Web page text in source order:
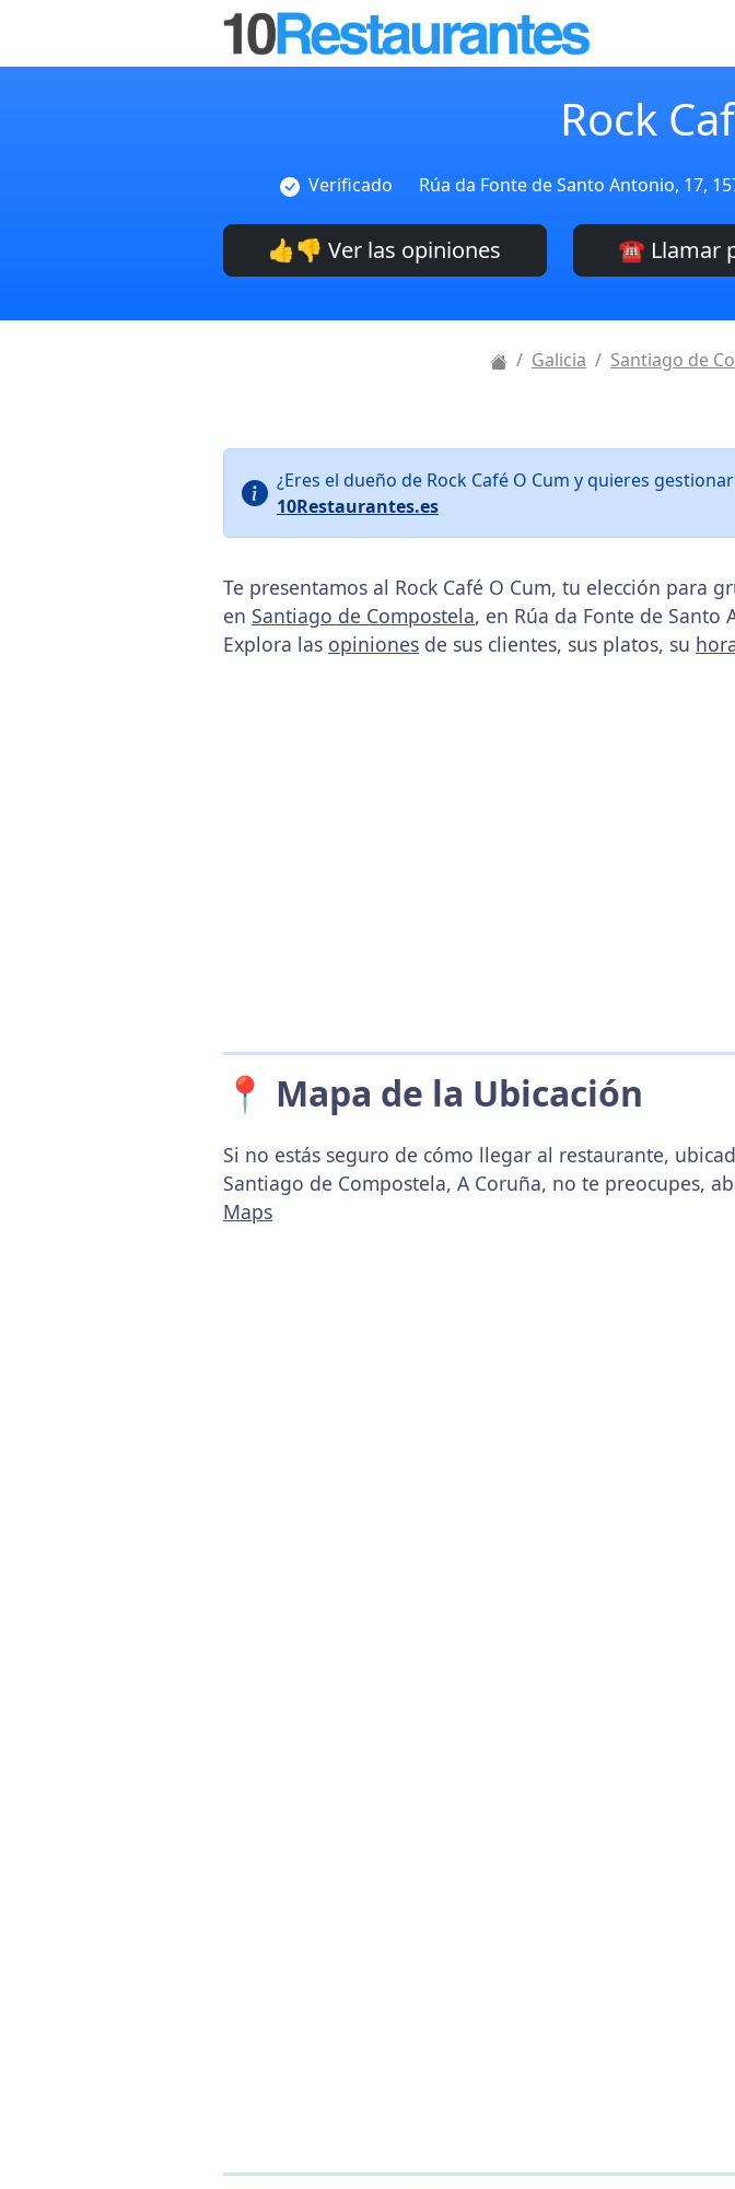
Rock
Verificado Rúa da Fonte de Santo Antonio, 17,
👍👎 Ver las opiniones ☎️ Llamar
Galicia Santiago de
¿Eres el dueño de Rock Café O Cum y quieres
10Restaurantes.es
Te presentamos al Rock Café O Cum, tu elección para
en Santiago de Compostela, en Rúa da Fonte de Santo
Explora las opiniones de sus clientes, sus platos, su
📍 Mapa de la Ubicación
Si no estás seguro de cómo llegar al restaurante,
Santiago de Compostela, A Coruña, no te preocupes,
Maps